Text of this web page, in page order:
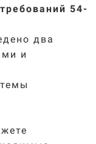
54-
два
и